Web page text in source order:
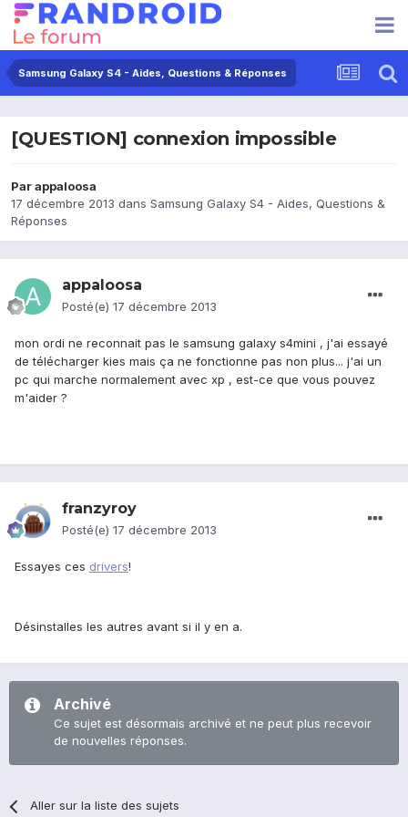
Samsung Galaxy S4 - Aides, Questions & Réponses
[QUESTION] connexion impossible
Parappaloosa
17 décembre 2013 dans Samsung Galaxy S4 - Aides, Questions &
Réponses
appaloosa
Posté(e) 17 décembre 2013
mon ordi ne reconnait pas le samsung galaxy s4mini , j'ai essayé
de télécharger kies mais ça ne fonctionne pas non plus... j'ai un
pc qui marche normalement avec xp , est-ce que vous pouvez
m'aider ?
franzyroy
Posté(e) 17 décembre 2013
Essayes ces drivers!
Désinstalles les autres avant si il y en a.
Archivé
Ce sujet est désormais archivé et ne peut plus recevoir
de nouvelles réponses.
Aller sur la liste des sujets